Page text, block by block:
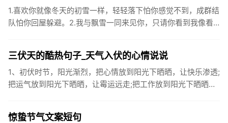
1.喜欢你就像冬天的初雪一样，轻轻落下怕你感觉不到，成群结
队怕你回屋躲避。2.我与飘雪一同来见你，只请你看到我像看
三伏天的酷热句子_天气入伏的心情说说
1、初伏时节，阳光渐烈，把心情放到阳光下晒晒，让快乐渗透;
把运气放到阳光下晒晒，让霉运远走;把工作放到阳光下晒晒，
惊蛰节气文案短句